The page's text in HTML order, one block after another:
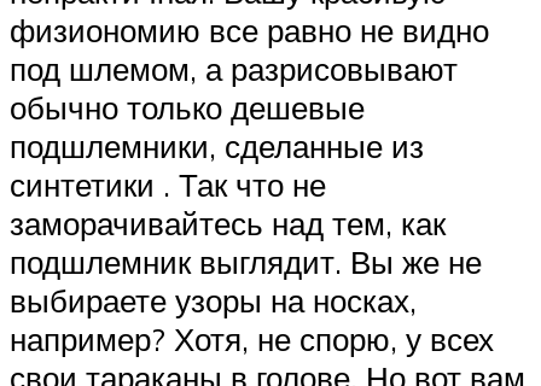
физиономию все равно не видно
под шлемом, а разрисовывают
обычно только дешевые
подшлемники, сделанные из
синтетики . Так что не
заморачивайтесь над тем, как
подшлемник выглядит. Вы же не
выбираете узоры на носках,
например? Хотя, не спорю, у всех
свои тараканы в голове. Но вот вам